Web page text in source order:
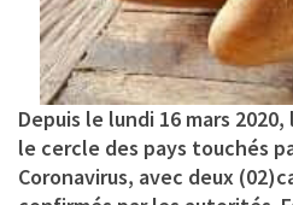
Depuis le lundi 16 mars
le cercle des pays touchés
Coronavirus, avec deux